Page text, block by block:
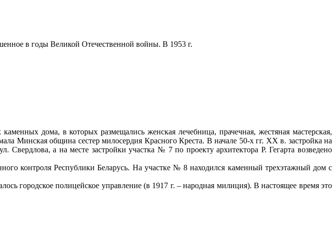
в годы Великой Отечественной войны. В 1953 г.
дома, в которых размещались женская лечебница, прачечная, жестяная мастерская,
Минская община сестер милосердия Красного Креста. В начале 50-х гг. XX в. застройка на
а на месте застройки участка № 7 по проекту архитектора Р. Гегарта возведено
контроля Республики Беларусь. На участке № 8 находился каменный трехэтажный дом с
городское полицейское управление (в 1917 г. – народная милиция). В настоящее время это